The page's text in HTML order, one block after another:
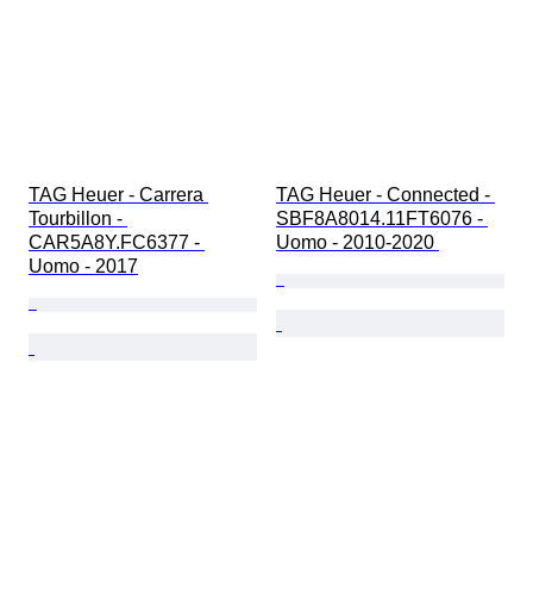
TAG Heuer - Carrera
Tourbillon -
CAR5A8Y.FC6377 -
Uomo - 2017
TAG Heuer - Connected -
SBF8A8014.11FT6076 -
Uomo - 2010-2020